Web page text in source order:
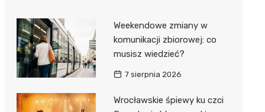
miasta
Weekendowe zmiany w
komunikacji zbiorowej: co
musisz wiedzieć?
7 sierpnia 2026
Wrocławskie śpiewy ku czci